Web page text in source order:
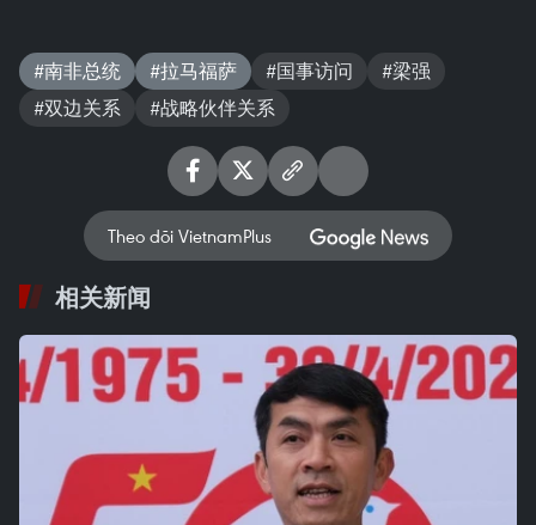
#南非总统 #拉马福萨 #国事访问
#梁强
#双边关系
#战略伙伴关系
Theo dõi VietnamPlus
相关新闻